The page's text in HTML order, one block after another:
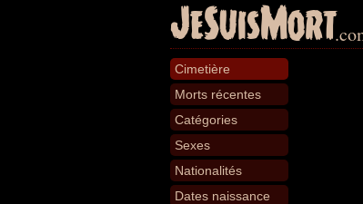
JeSuisMort
Cimetière
Morts récentes
Catégories
Sexes
Nationalités
Dates naissance